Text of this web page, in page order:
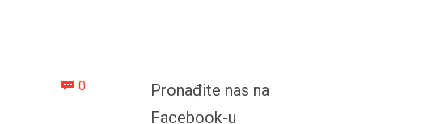
 0Comments
Pronađite nas na
Facebook-u